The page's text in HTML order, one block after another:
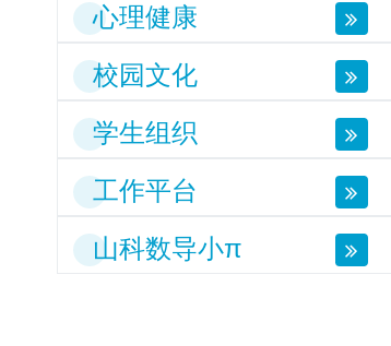
心理健康
校园文化
学生组织
工作平台
山科数导小π